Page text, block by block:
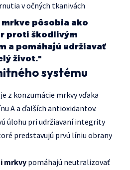
v očných tkanivách
pôsobia ako
proti škodlivým
a pomáhajú udržiavať
život."
systému
z konzumácie mrkvy vďaka
A a ďalších antioxidantov.
úlohu pri udržiavaní integrity
predstavujú prvú líniu obrany
mrkvy pomáhajú neutralizovať